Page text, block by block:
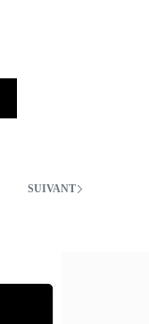
SUIVANT